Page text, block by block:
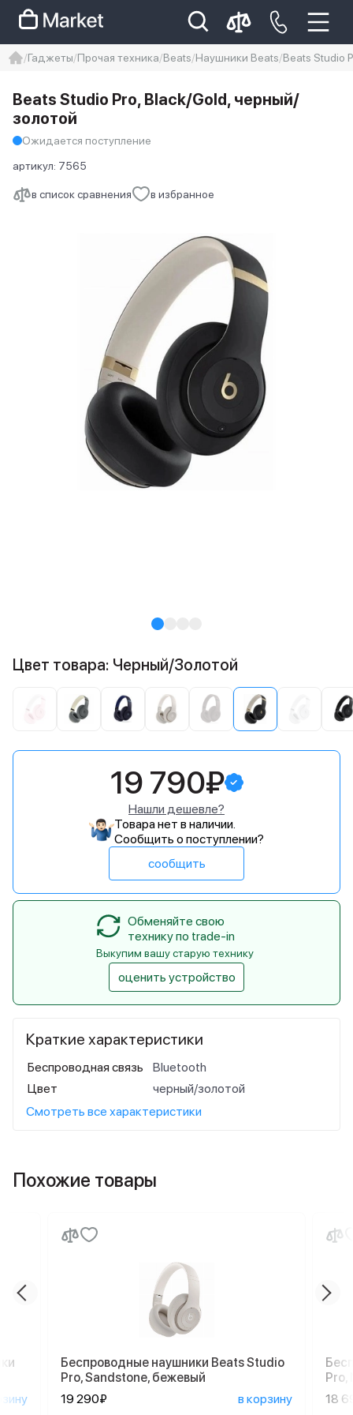
Iphone 14 pro max
айфон 14
Гаджеты Прочая техника Beats Наушники Beats Beats Studio
в список сравнения в избранное
Beats Studio Pro, Black/Gold, черный/
золотой
Ожидается поступление
артикул: 7565
Краткие характеристики
Беспроводная связь
Bluetooth
Цвет
черный/золотой
Смотреть все характеристики
Цвет товара: Черный/Золотой
19 790₽
Нашли дешевле?
Товара нет в наличии.
Сообщить о поступлении?
сообщить
Обменяйте свою
технику по trade-in
Выкупим вашу старую технику
оценить устройство
Похожие товары
Беспроводные наушники Beats Studio
Pro, Sandstone, бежевый
19 290₽
в корзину
Pro,
18